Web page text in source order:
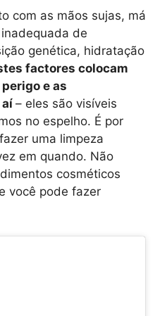
com as mãos sujas, má
de
genética, hidratação
factores colocam
e as
– eles são visíveis
no espelho. É por
uma limpeza
em quando. Não
cosméticos
você pode fazer